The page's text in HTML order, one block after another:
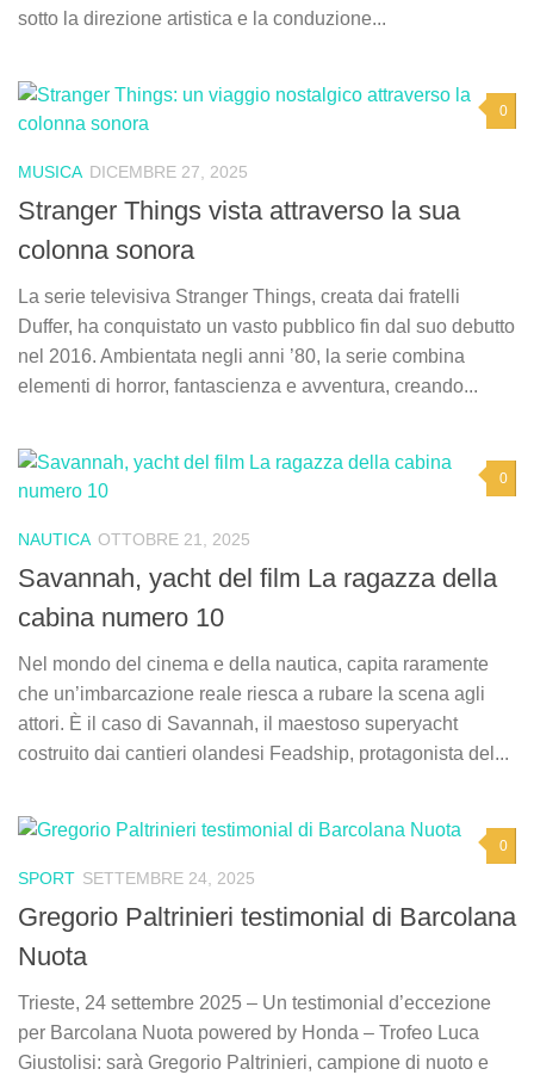
sotto la direzione artistica e la conduzione...
0
MUSICA DICEMBRE 27, 2025
Stranger Things vista attraverso la sua
colonna sonora
La serie televisiva Stranger Things, creata dai fratelli
Duffer, ha conquistato un vasto pubblico fin dal suo debutto
nel 2016. Ambientata negli anni ’80, la serie combina
elementi di horror, fantascienza e avventura, creando...
0
NAUTICA OTTOBRE 21, 2025
Savannah, yacht del film La ragazza della
cabina numero 10
Nel mondo del cinema e della nautica, capita raramente
che un’imbarcazione reale riesca a rubare la scena agli
attori. È il caso di Savannah, il maestoso superyacht
costruito dai cantieri olandesi Feadship, protagonista del...
0
SPORT SETTEMBRE 24, 2025
Gregorio Paltrinieri testimonial di Barcolana
Nuota
Trieste, 24 settembre 2025 – Un testimonial d’eccezione
per Barcolana Nuota powered by Honda – Trofeo Luca
Giustolisi: sarà Gregorio Paltrinieri, campione di nuoto e